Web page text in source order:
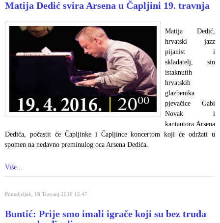
Matija Dedić svira Arsena u Čapljini 19. travnja
Matija Dedić,
hrvatski jazz
pijanist i
skladatelj, sin
istaknutih
hrvatskih
glazbenika
pjevačice Gabi
Novak i
kantautora Arsena
Dedića, počastit će Čapljinke i Čapljince koncertom koji će održati u
spomen na nedavno preminulog oca Arsena Dedića.
Više...
Ponedjeljak, 18 Travanj 2016 12:47
Buntić: Prije smo imali igrače koji su bez truda